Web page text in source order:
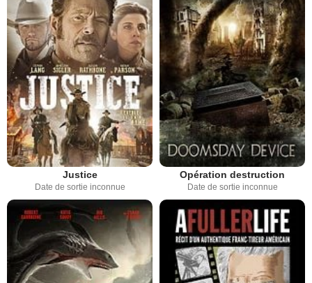
Justice
Date de sortie inconnue
Opération destruction
Date de sortie inconnue